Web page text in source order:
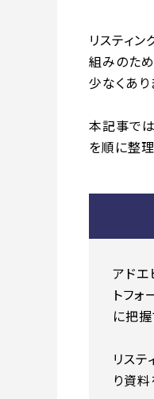
リスティ
組みのた
少なくあり
本記事で
を順に整
アド
トフ
に把握
リス
り資料